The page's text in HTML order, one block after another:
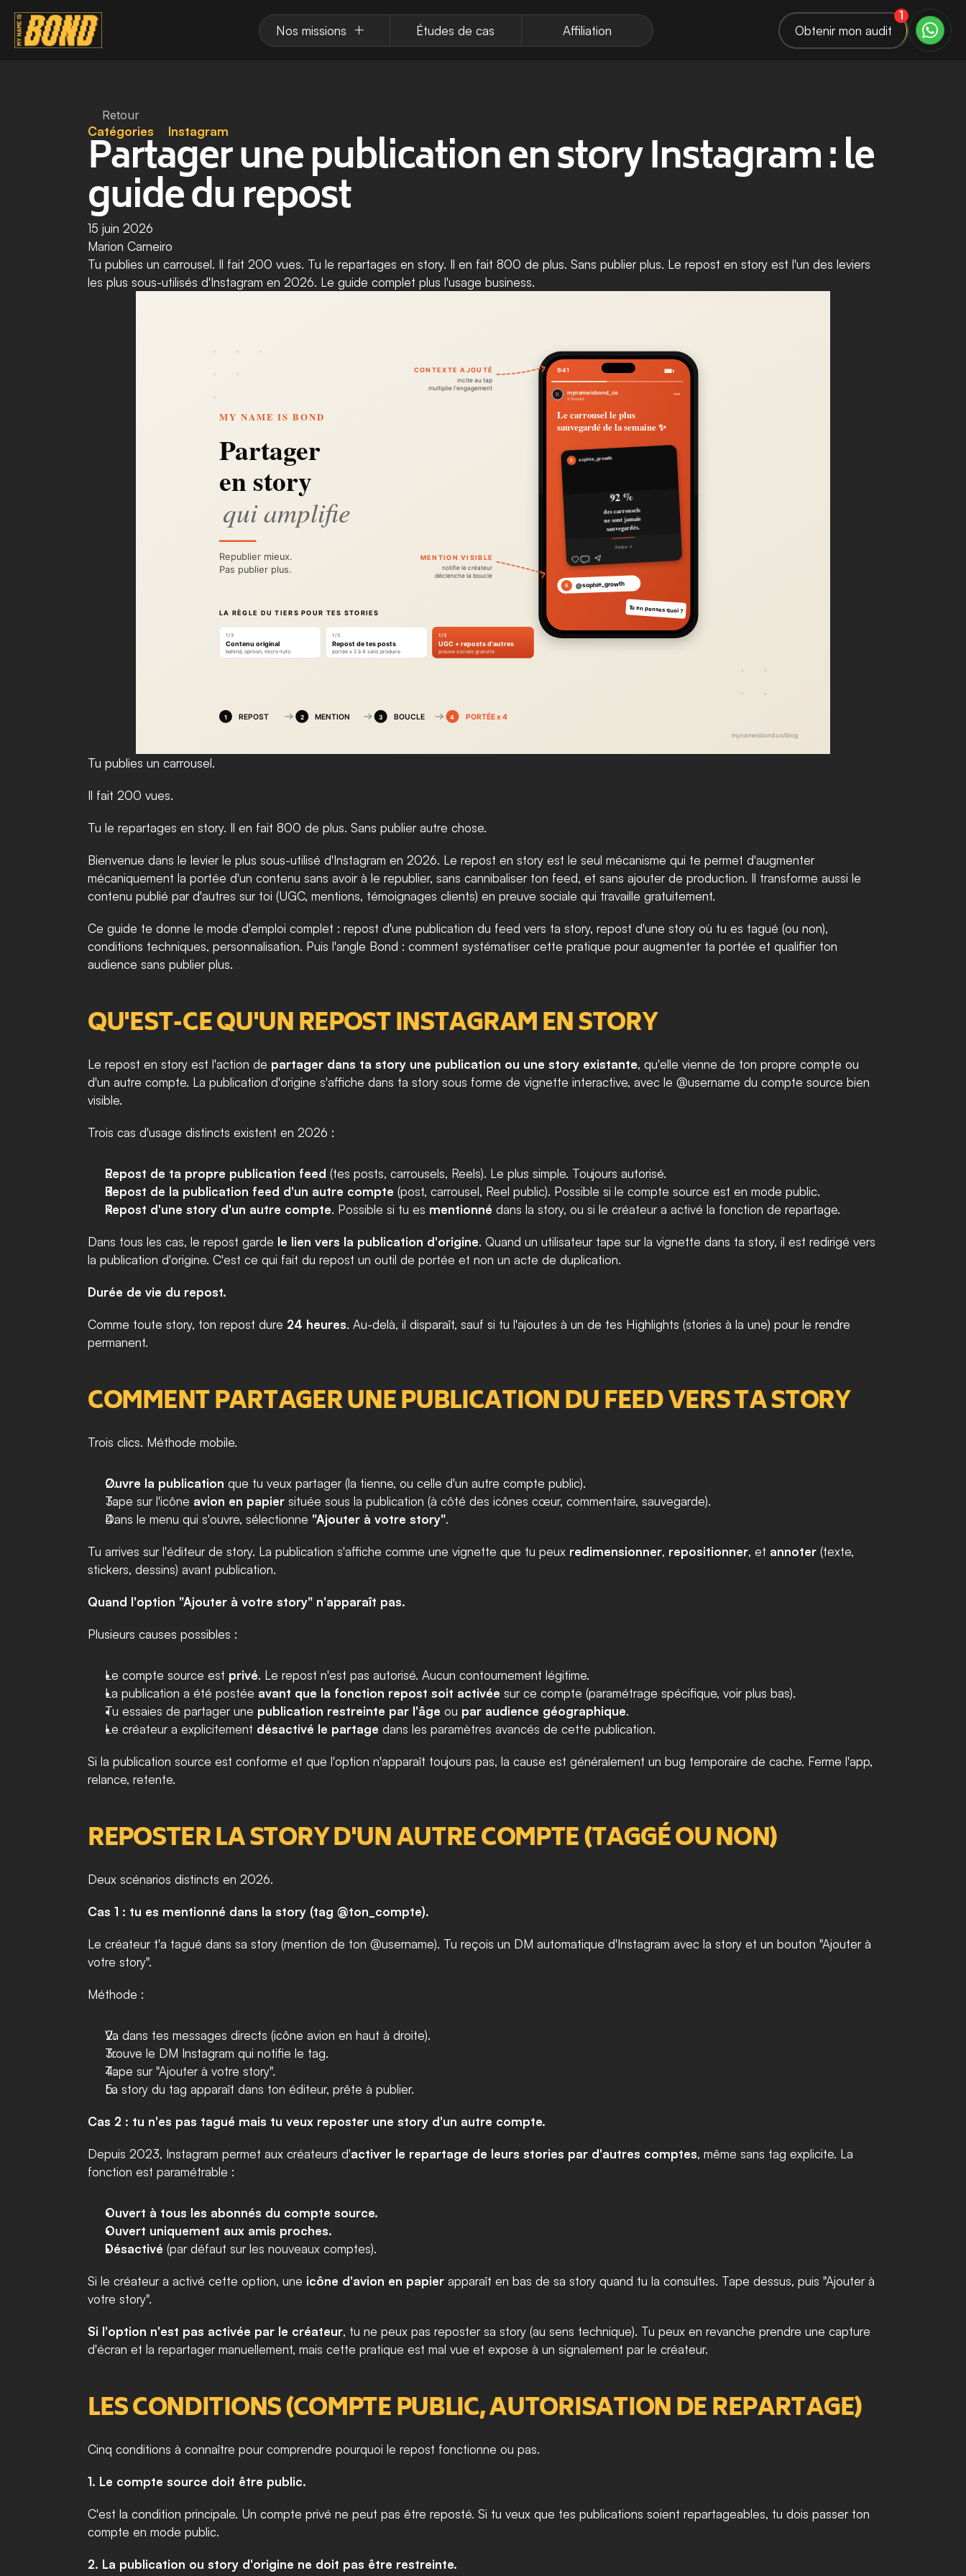
Nos missions Études de cas Affiliation Obtenir mon audit
1
Retour
Catégories Instagram
Partager une publication en story Instagram : le
guide du repost
15 juin 2026
Marion Carneiro
Tu publies un carrousel. Il fait 200 vues. Tu le repartages en story. Il en fait 800 de plus. Sans publier plus. Le repost en story est l'un des leviers
les plus sous-utilisés d'Instagram en 2026. Le guide complet plus l'usage business.
Tu publies un carrousel.
Il fait 200 vues.
Tu le repartages en story. Il en fait 800 de plus. Sans publier autre chose.
Bienvenue dans le levier le plus sous-utilisé d'Instagram en 2026. Le repost en story est le seul mécanisme qui te permet d'augmenter
mécaniquement la portée d'un contenu sans avoir à le republier, sans cannibaliser ton feed, et sans ajouter de production. Il transforme aussi le
contenu publié par d'autres sur toi (UGC, mentions, témoignages clients) en preuve sociale qui travaille gratuitement.
Ce guide te donne le mode d'emploi complet : repost d'une publication du feed vers ta story, repost d'une story où tu es tagué (ou non),
conditions techniques, personnalisation. Puis l'angle Bond : comment systématiser cette pratique pour augmenter ta portée et qualifier ton
audience sans publier plus.
QU'EST-CE QU'UN REPOST INSTAGRAM EN STORY
Le repost en story est l'action de partager dans ta story une publication ou une story existante, qu'elle vienne de ton propre compte ou
d'un autre compte. La publication d'origine s'affiche dans ta story sous forme de vignette interactive, avec le @username du compte source bien
visible.
Trois cas d'usage distincts existent en 2026 :
Repost de ta propre publication feed (tes posts, carrousels, Reels). Le plus simple. Toujours autorisé.
Repost de la publication feed d'un autre compte (post, carrousel, Reel public). Possible si le compte source est en mode public.
Repost d'une story d'un autre compte. Possible si tu es mentionné dans la story, ou si le créateur a activé la fonction de repartage.
Dans tous les cas, le repost garde le lien vers la publication d'origine. Quand un utilisateur tape sur la vignette dans ta story, il est redirigé vers
la publication d'origine. C'est ce qui fait du repost un outil de portée et non un acte de duplication.
Durée de vie du repost.
Comme toute story, ton repost dure 24 heures. Au-delà, il disparaît, sauf si tu l'ajoutes à un de tes Highlights (stories à la une) pour le rendre
permanent.
COMMENT PARTAGER UNE PUBLICATION DU FEED VERS TA STORY
Trois clics. Méthode mobile.
Ouvre la publication que tu veux partager (la tienne, ou celle d'un autre compte public).
Tape sur l'icône avion en papier située sous la publication (à côté des icônes cœur, commentaire, sauvegarde).
Dans le menu qui s'ouvre, sélectionne "Ajouter à votre story".
Tu arrives sur l'éditeur de story. La publication s'affiche comme une vignette que tu peux redimensionner, repositionner, et annoter (texte,
stickers, dessins) avant publication.
Quand l'option "Ajouter à votre story" n'apparaît pas.
Plusieurs causes possibles :
Le compte source est privé. Le repost n'est pas autorisé. Aucun contournement légitime.
La publication a été postée avant que la fonction repost soit activée sur ce compte (paramétrage spécifique, voir plus bas).
Tu essaies de partager une publication restreinte par l'âge ou par audience géographique.
Le créateur a explicitement désactivé le partage dans les paramètres avancés de cette publication.
Si la publication source est conforme et que l'option n'apparaît toujours pas, la cause est généralement un bug temporaire de cache. Ferme l'app,
relance, retente.
REPOSTER LA STORY D'UN AUTRE COMPTE (TAGGÉ OU NON)
Deux scénarios distincts en 2026.
Cas 1 : tu es mentionné dans la story (tag @ton_compte).
Le créateur t'a tagué dans sa story (mention de ton @username). Tu reçois un DM automatique d'Instagram avec la story et un bouton "Ajouter à
votre story".
Méthode :
Va dans tes messages directs (icône avion en haut à droite).
Trouve le DM Instagram qui notifie le tag.
Tape sur "Ajouter à votre story".
La story du tag apparaît dans ton éditeur, prête à publier.
Cas 2 : tu n'es pas tagué mais tu veux reposter une story d'un autre compte.
Depuis 2023, Instagram permet aux créateurs d'activer le repartage de leurs stories par d'autres comptes, même sans tag explicite. La
fonction est paramétrable :
Ouvert à tous les abonnés du compte source.
Ouvert uniquement aux amis proches.
Désactivé (par défaut sur les nouveaux comptes).
Si le créateur a activé cette option, une icône d'avion en papier apparaît en bas de sa story quand tu la consultes. Tape dessus, puis "Ajouter à
votre story".
Si l'option n'est pas activée par le créateur, tu ne peux pas reposter sa story (au sens technique). Tu peux en revanche prendre une capture
d'écran et la repartager manuellement, mais cette pratique est mal vue et expose à un signalement par le créateur.
LES CONDITIONS (COMPTE PUBLIC, AUTORISATION DE REPARTAGE)
Cinq conditions à connaître pour comprendre pourquoi le repost fonctionne ou pas.
1. Le compte source doit être public.
C'est la condition principale. Un compte privé ne peut pas être reposté. Si tu veux que tes publications soient repartageables, tu dois passer ton
compte en mode public.
2. La publication ou story d'origine ne doit pas être restreinte.